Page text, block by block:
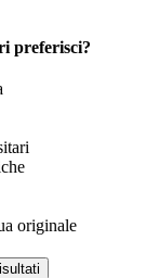
preferisci?
originale